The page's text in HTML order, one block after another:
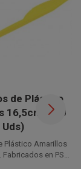
de Plástico
16,5cm (540
Uds)
Plástico Amarillos
Fabricados en PS